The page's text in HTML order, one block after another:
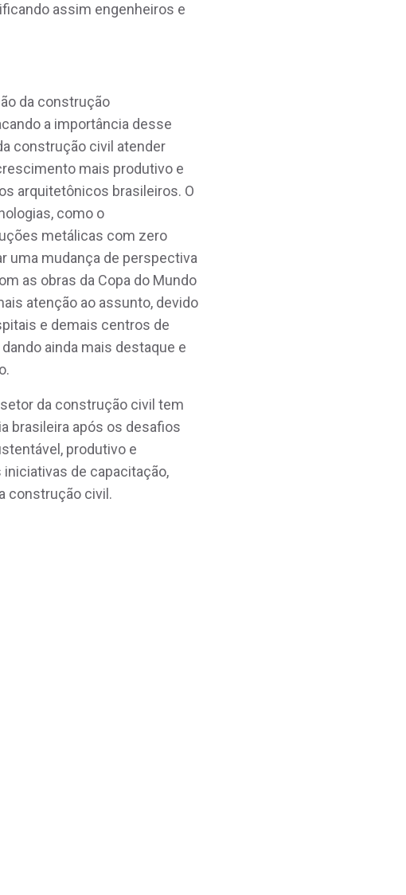
assim engenheiros e
da construção
a importância desse
construção civil atender
mais produtivo e
arquitetônicos brasileiros. O
como o
metálicas com zero
uma mudança de perspectiva
as obras da Copa do Mundo
atenção ao assunto, devido
e demais centros de
ainda mais destaque e
da construção civil tem
brasileira após os desafios
produtivo e
de capacitação,
construção civil.